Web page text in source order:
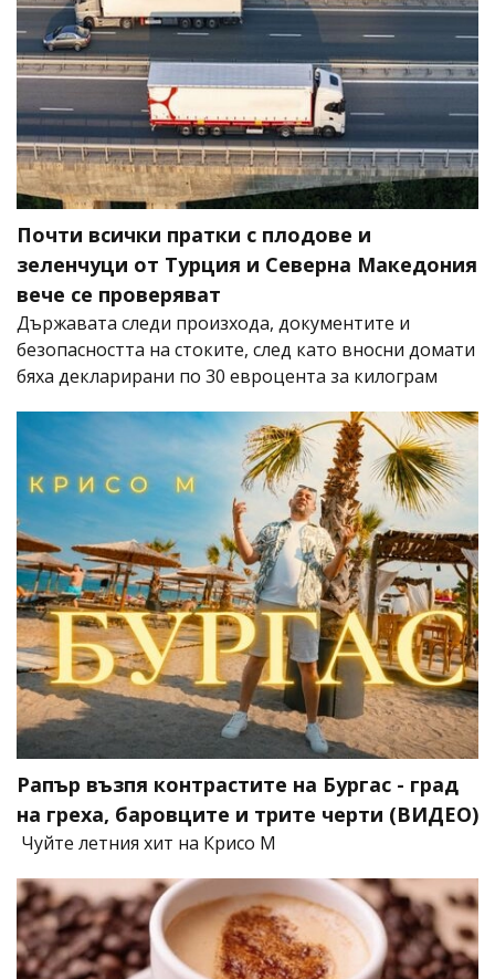
Почти всички пратки с плодове и
зеленчуци от Турция и Северна Македония
вече се проверяват
Държавата следи произхода, документите и
безопасността на стоките, след като вносни домати
бяха декларирани по 30 евроцента за килограм
Рапър възпя контрастите на Бургас - град
на греха, баровците и трите черти (ВИДЕО)
Чуйте летния хит на Крисо М